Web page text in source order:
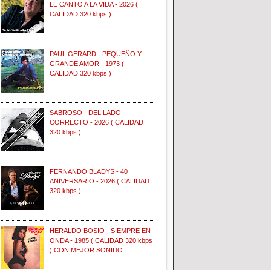
LE CANTO A LA VIDA - 2026 (
CALIDAD 320 kbps )
PAUL GERARD - PEQUEÑO Y
GRANDE AMOR - 1973 (
CALIDAD 320 kbps )
SABROSO - DEL LADO
CORRECTO - 2026 ( CALIDAD
320 kbps )
FERNANDO BLADYS - 40
ANIVERSARIO - 2026 ( CALIDAD
320 kbps )
HERALDO BOSIO - SIEMPRE EN
ONDA - 1985 ( CALIDAD 320 kbps
) CON MEJOR SONIDO